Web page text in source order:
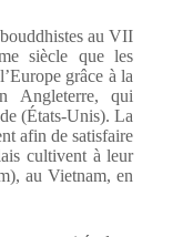
au VII
siècle que les
grâce à la
Angleterre, qui
(États-Unis). La
afin de satisfaire
cultivent à leur
au Vietnam, en